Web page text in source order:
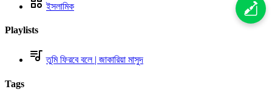
ইসলামিক
Playlists
তুমি ফিরবে বলে | জাকারিয়া মাসুদ
Tags